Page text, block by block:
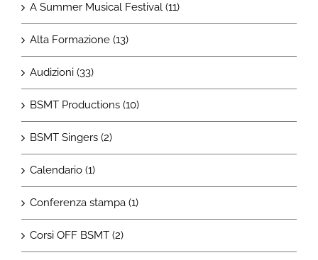
A Summer Musical Festival (11)
Alta Formazione (13)
Audizioni (33)
BSMT Productions (10)
BSMT Singers (2)
Calendario (1)
Conferenza stampa (1)
Corsi OFF BSMT (2)